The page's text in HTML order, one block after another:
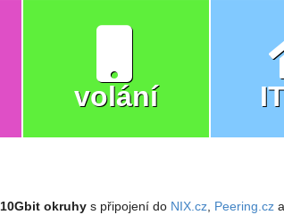
volání
10Gbit okruhy s připojení do NIX.cz Peering.cz